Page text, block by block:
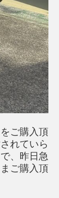
ご購入頂
れていら
、昨日急
ご購入頂